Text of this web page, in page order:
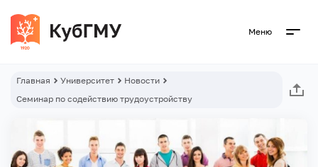
Меню
Главная Университет
Новости
Семинар по содействию трудоустройству